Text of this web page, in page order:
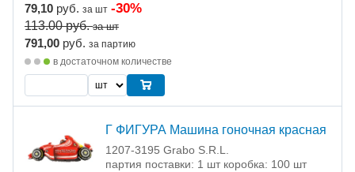
79,10 руб. за шт -30%
113.00руб. за шт
791,00 руб. за партию
в достаточном количестве
Г ФИГУРА Машина гоночная красная
1207-3195 Grabo S.R.L.
партия поставки: 1 шт коробка: 100 шт